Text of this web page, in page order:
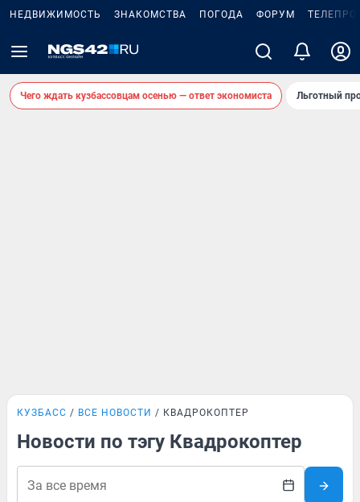
НЕДВИЖИМОСТЬ ЗНАКОМСТВА ПОГОДА ФОРУМ
Чего ждать кузбассовцам осенью — ответ экономиста Льготный
КУЗБАСС ВСЕ НОВОСТИ КВАДРОКОПТЕР
Новости по тэгу Квадрокоптер